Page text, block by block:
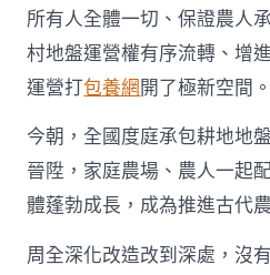
所有人全體一切、保證農人
村地盤運營權有序流轉、增
運營打包養網開了極新空間。
今朝，全國度庭承包耕地地
晉陞，家庭農場、農人一起
體蓬勃成長，成為推進古代
周全深化改造改到深處，沒